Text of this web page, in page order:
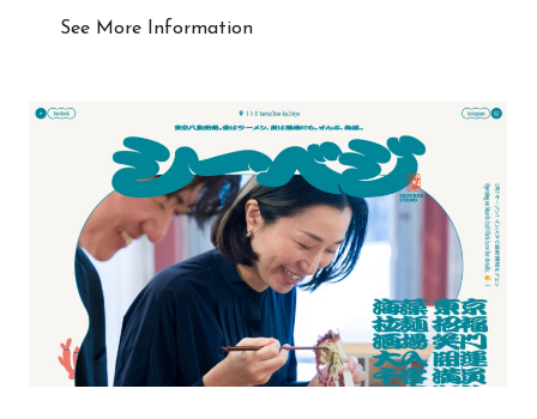
See More Information